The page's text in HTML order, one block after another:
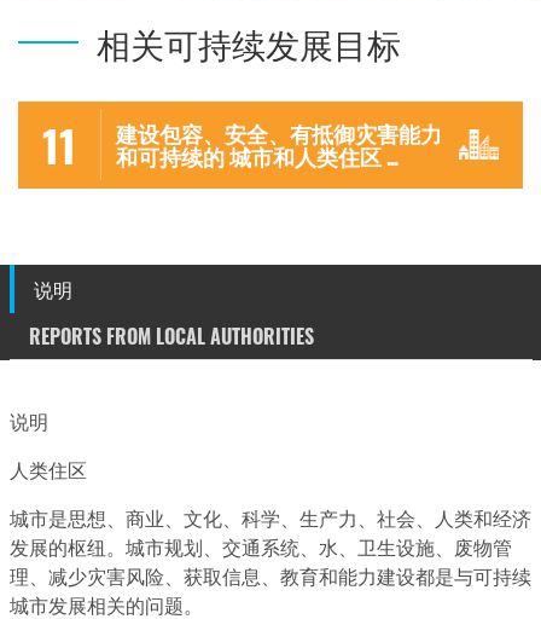
相关可持续发展目标
11 建设包容、安全、有抵御灾害能力
和可持续的 城市和人类住区 ...
说明
REPORTS FROM LOCAL AUTHORITIES
说明
人类住区
城市是思想、商业、文化、科学、生产力、社会、人类和经济
发展的枢纽。城市规划、交通系统、水、卫生设施、废物管
理、减少灾害风险、获取信息、教育和能力建设都是与可持续
城市发展相关的问题。